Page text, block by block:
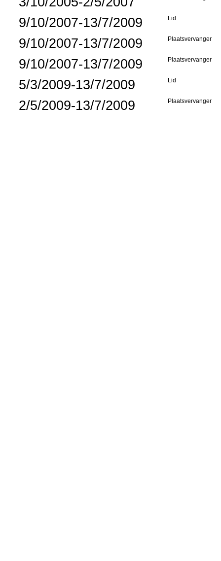
9/10/2007-13/7/2009 Lid
9/10/2007-13/7/2009 Plaatsvervanger
9/10/2007-13/7/2009 Plaatsvervanger
5/3/2009-13/7/2009 Lid
2/5/2009-13/7/2009 Plaatsvervanger